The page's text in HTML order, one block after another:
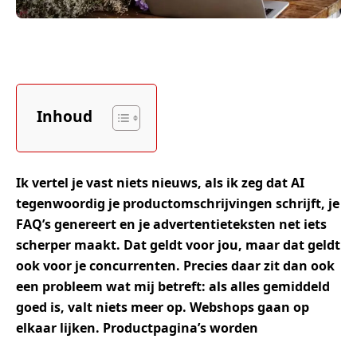
Inhoud
Ik vertel je vast niets nieuws, als ik zeg dat AI
tegenwoordig je productomschrijvingen schrijft, je
FAQ’s genereert en je advertentieteksten net iets
scherper maakt. Dat geldt voor jou, maar dat geldt
ook voor je concurrenten. Precies daar zit dan ook
een probleem wat mij betreft: als alles gemiddeld
goed is, valt niets meer op. Webshops gaan op
elkaar lijken. Productpagina’s worden